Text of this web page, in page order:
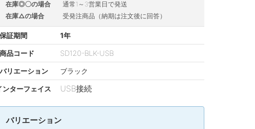
商品コード SD120-BLK-USB
在庫◎〇の場合
通常1～3営業日で発送
在庫△の場合
受発注商品（納期は注文後に回答）
保証期間 1年
ンターフェイス USB接続
バリエーション ブラック
バリエーション